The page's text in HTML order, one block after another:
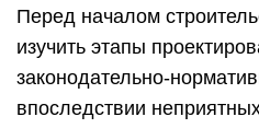
Перед началом
изучить этапы
законодательно-
впоследствии